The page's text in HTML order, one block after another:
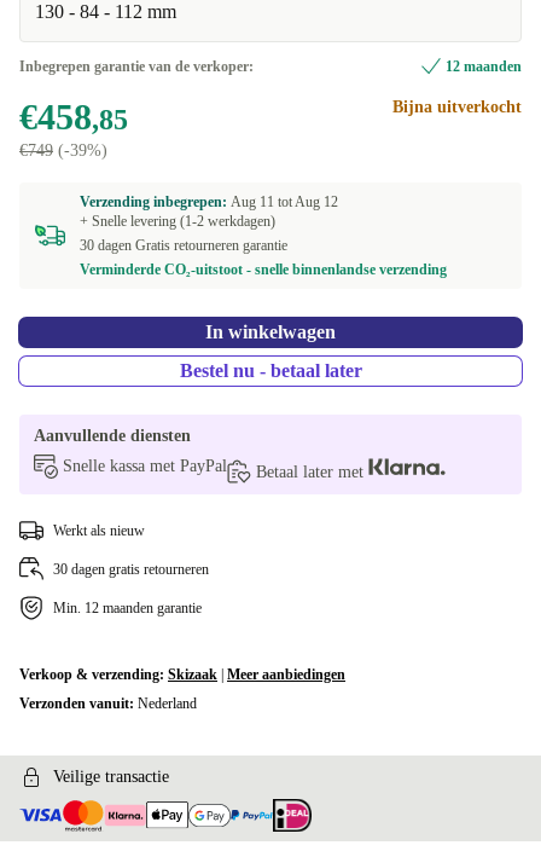
130 - 84 - 112 mm
Inbegrepen garantie van de verkoper: 12 maanden
€458,85
€749 (-39%)
Bijna uitverkocht
Verzending inbegrepen: Aug 11 totAug 12
+ Snelle levering (1-2 werkdagen)
30 dagen Gratis retourneren garantie
Verminderde CO₂-uitstoot - snelle binnenlandse verzending
In winkelwagen
Bestel nu - betaal later
Aanvullende diensten
Snelle kassa met PayPal
Betaal later met
Werkt als nieuw
30 dagen gratis retourneren
Min. 12 maanden garantie
Verkoop & verzending: Skizaak Meer aanbiedingen
Verzonden vanuit: Nederland
Veilige transactie